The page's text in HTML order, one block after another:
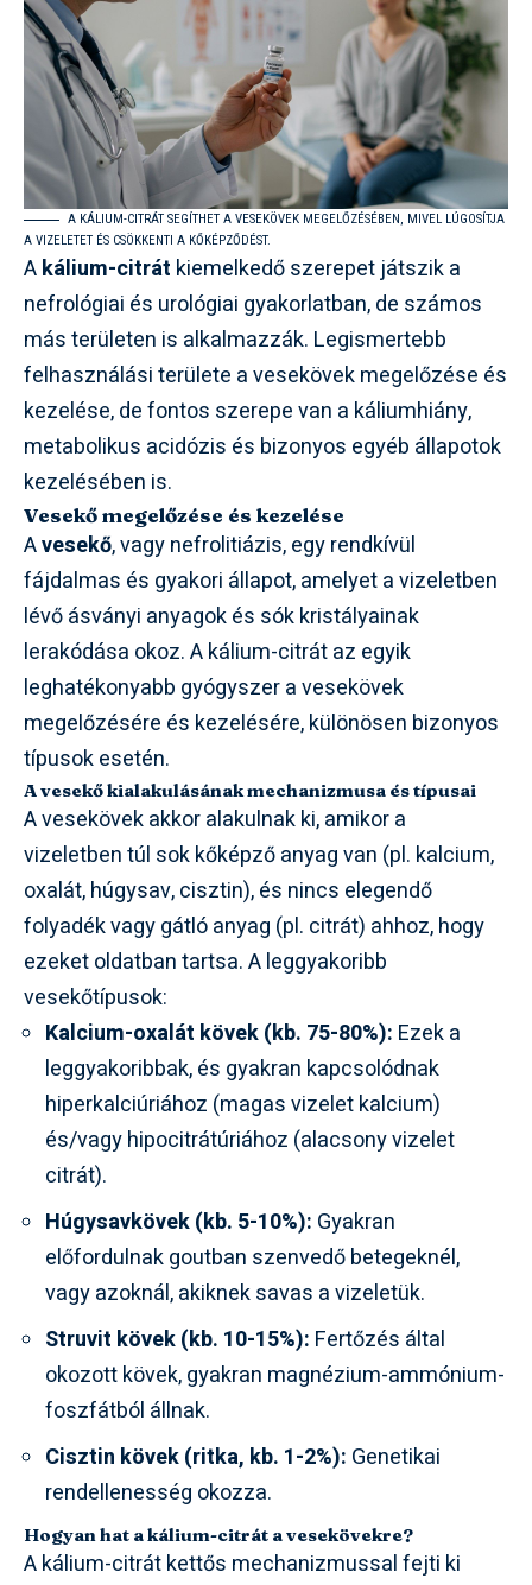
A KÁLIUM-CITRÁT SEGÍTHET A VESEKÖVEK MEGELŐZÉSÉBEN, MIVEL LÚGOSÍTJA
A VIZELETET ÉS CSÖKKENTI A KŐKÉPZŐDÉST.
Akálium-citrát kiemelkedő szerepet játszik a
nefrológiai és urológiai gyakorlatban, de számos
más területen is alkalmazzák. Legismertebb
felhasználási területe a vesekövek megelőzése és
kezelése, de fontos szerepe van a káliumhiány,
metabolikus acidózis és bizonyos egyéb állapotok
kezelésében is.
Vesekő megelőzése és kezelése
Avesekő, vagy nefrolitiázis, egy rendkívül
fájdalmas és gyakori állapot, amelyet a vizeletben
lévő ásványi anyagok és sók kristályainak
lerakódása okoz. A kálium-citrát az egyik
leghatékonyabb gyógyszer a vesekövek
megelőzésére és kezelésére, különösen bizonyos
típusok esetén.
A vesekő kialakulásának mechanizmusa és típusai
A vesekövek akkor alakulnak ki, amikor a
vizeletben túl sok kőképző anyag van (pl. kalcium,
oxalát, húgysav, cisztin), és nincs elegendő
folyadék vagy gátló anyag (pl. citrát) ahhoz, hogy
ezeket oldatban tartsa. A leggyakoribb
vesekőtípusok:
Kalcium-oxalát kövek (kb. 75-80%): Ezek a
leggyakoribbak, és gyakran kapcsolódnak
hiperkalciúriához (magas vizelet kalcium)
és/vagy hipocitrátúriához (alacsony vizelet
citrát).
Húgysavkövek (kb. 5-10%): Gyakran
előfordulnak goutban szenvedő betegeknél,
vagy azoknál, akiknek savas a vizeletük.
Struvit kövek (kb. 10-15%): Fertőzés által
okozott kövek, gyakran magnézium-ammónium-
foszfátból állnak.
Cisztin kövek (ritka, kb. 1-2%): Genetikai
rendellenesség okozza.
Hogyan hat a kálium-citrát a vesekövekre?
A kálium-citrát kettős mechanizmussal fejti ki